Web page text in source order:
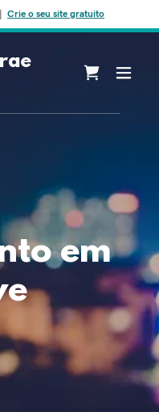
Crie o seu site gratuito
em